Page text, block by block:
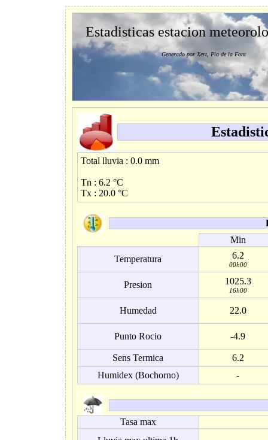
Estadisticas estacion
Generado por Xert, Pla de la Font